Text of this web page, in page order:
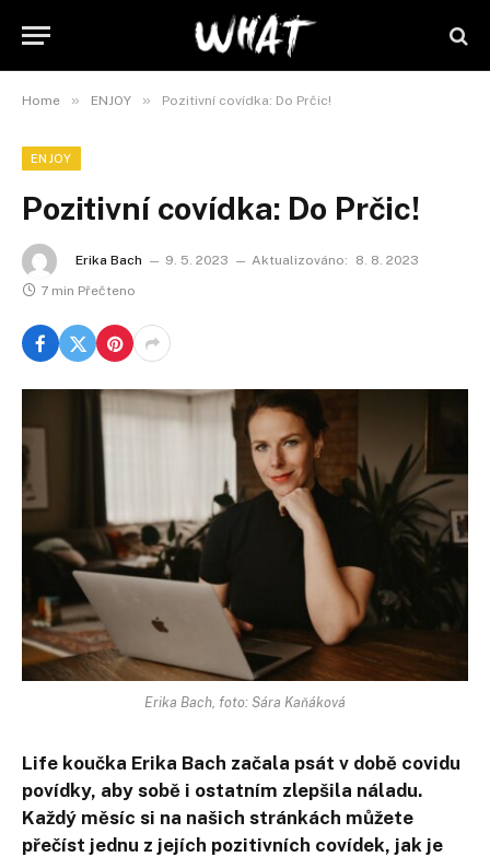
Home » ENJOY » Pozitivní covídka: Do Prčic!
ENJOY
Pozitivní covídka: Do Prčic!
Erika Bach 9. 5. 2023 Aktualizováno:
8. 8. 2023
7 min Přečteno
Erika Bach, foto: Sára Kaňáková
Life koučka Erika Bach začala psát v době covidu
povídky, aby sobě i ostatním zlepšila náladu.
Každý měsíc si na našich stránkách můžete
přečíst jednu z jejích pozitivních covídek, jak je